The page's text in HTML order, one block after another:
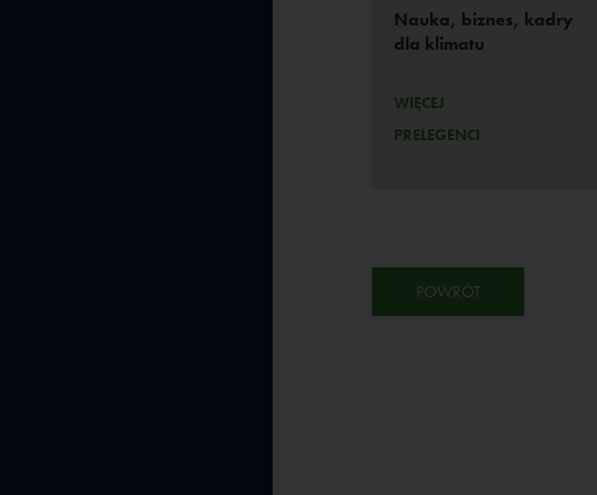
Nauka, biznes, kadry
dla klimatu
WIĘCEJ
PRELEGENCI
POWRÓT